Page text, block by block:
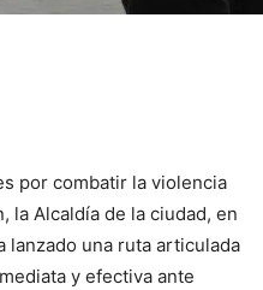
por combatir la violencia
la Alcaldía de la ciudad, en
lanzado una ruta articulada
y efectiva ante